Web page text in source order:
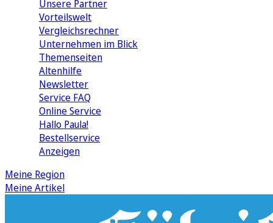
Unsere Partner
Vorteilswelt
Vergleichsrechner
Unternehmen im Blick
Themenseiten
Altenhilfe
Newsletter
Service FAQ
Online Service
Hallo Paula!
Bestellservice
Anzeigen
Meine Region
Meine Artikel